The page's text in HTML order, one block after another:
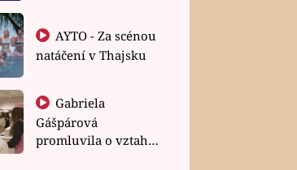
natáčení v Thajsku
Gabriela
Gášpárová
promluvila o vztahu